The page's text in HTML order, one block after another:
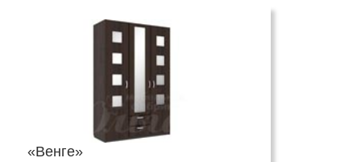
«Венге»